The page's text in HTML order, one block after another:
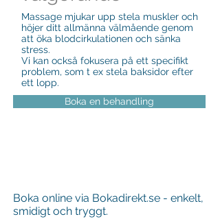
Massage mjukar upp stela muskler och
höjer ditt allmänna välmående genom
att öka blodcirkulationen och sänka
stress.
Vi kan också fokusera på ett specifikt
problem, som t ex stela baksidor efter
ett lopp.
Boka en behandling
Boka online via Bokadirekt.se - enkelt,
smidigt och tryggt.